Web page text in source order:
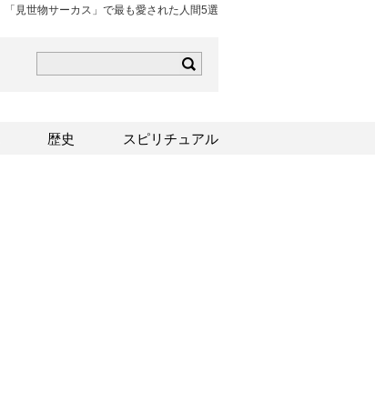
「見世物サーカス」で最も愛された人間5選
歴史 スピリチュアル